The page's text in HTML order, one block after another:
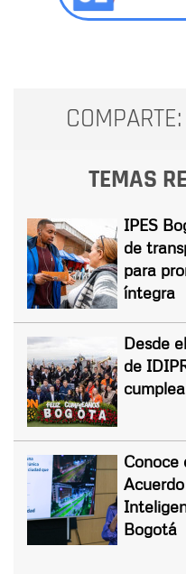
COMPARTE:
TEMAS
IPES
de
para
íntegra
Desde
de
Conoce
Bogotá